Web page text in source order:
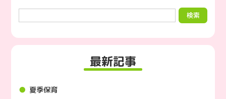
最新記事
夏季保育